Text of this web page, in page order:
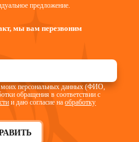
предложение.
мы вам перезвоним
моих персональных данных (ФИО,
обращения в соответствии с
и даю согласие наобработку